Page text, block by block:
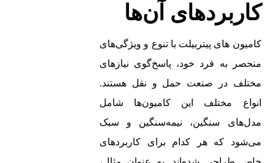
کاربردهای آن‌ها
کامیون‌ های پیتربیلت با تنوع و ویژگی‌های
منحصر به فرد خود، پاسخ‌گوی نیازهای
مختلف در صنعت حمل و نقل هستند.
انواع مختلف این کامیون‌ها شامل
مدل‌های سنگین، نیمه‌سنگین و سبک
می‌شود که هر کدام برای کاربردهای